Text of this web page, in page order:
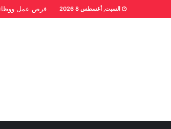
السبت, أغسطس 8 2026 فرص عمل